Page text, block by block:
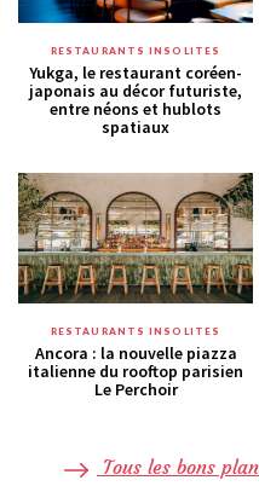
RESTAURANTS INSOLITES
Yukga, le restaurant coréen-
japonais au décor futuriste,
entre néons et hublots
spatiaux
RESTAURANTS INSOLITES
Ancora : la nouvelle piazza
italienne du rooftop parisien
Le Perchoir
Tous les bons